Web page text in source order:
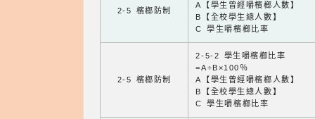
2-5 檳榔防制
A【學生曾經嚼檳榔人數】
B【全校學生總人數】
C 學生嚼檳榔比率
2-5 檳榔防制
2-5-2 學生嚼檳榔比率
=A÷B×100％
A【學生曾經嚼檳榔人數】
B【全校學生總人數】
C 學生嚼檳榔比率